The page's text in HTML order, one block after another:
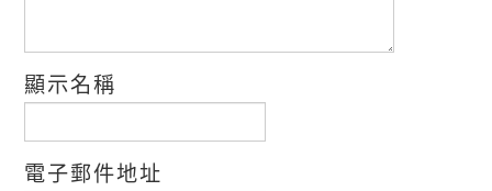
顯示名稱
電子郵件地址